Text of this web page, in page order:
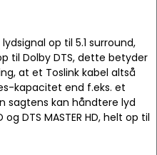
op til 5.1 surround,
til Dolby DTS, dette betyder
at et Toslink kabel altså
kapacitet end f.eks. et
sagtens kan håndtere lyd
DTS MASTER HD, helt op til